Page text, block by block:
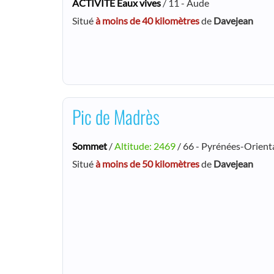
ACTIVITE Eaux vives / 11 - Aude
Situéà moins de 40 kilomètresde Davejean
Pic de Madrès
Sommet /Altitude: 2469 / 66 - Pyrénées-
Situéà moins de 50 kilomètresde Davejean